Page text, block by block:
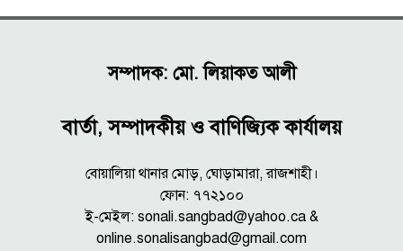
সম্পাদক: মো. লিয়াকত আলী
বার্তা, সম্পাদকীয় ও বাণিজ্যিক কার্যালয়
বোয়ালিয়া থানার মোড়, ঘোড়ামারা, রাজশাহী।
ফোন: ৭৭২১০০
ই-মেইল: sonali.sangbad@yahoo.ca &
online.sonalisangbad@gmail.com